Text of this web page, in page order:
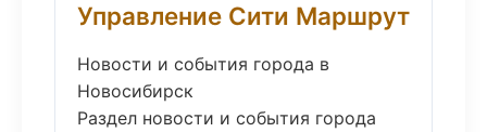
Управление Сити Маршрут
Новости и события города в
Новосибирск
Раздел новости и события города